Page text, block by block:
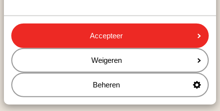
Accepteer
Weigeren
Beheren
À propos de Sunweb
À propos de Sunweb
Tourisme responsable
Offres d'emploi
Presse & médias
Déclaration d'accessibilité